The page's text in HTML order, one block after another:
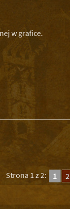
w grafice.
Strona 1 z 2: 1
2